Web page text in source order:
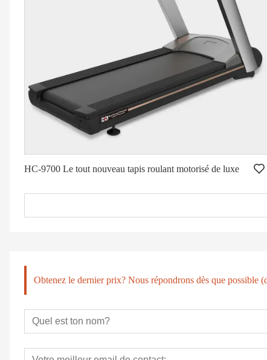
HC-9700 Le tout nouveau tapis roulant motorisé de luxe
Obtenez le dernier prix? Nous répondrons dès que possible